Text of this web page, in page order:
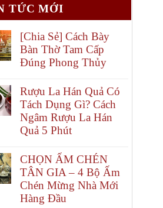
TỨC MỚI
[Chia Sẻ] Cách Bày
Bàn Thờ Tam Cấp
Đúng Phong Thủy
Rượu La Hán Quả Có
Tách Dụng Gì? Cách
Ngâm Rượu La Hán
Quả 5 Phút
CHỌN ẤM CHÉN
TÂN GIA – 4 Bộ Ấm
Chén Mừng Nhà Mới
Hàng Đầu